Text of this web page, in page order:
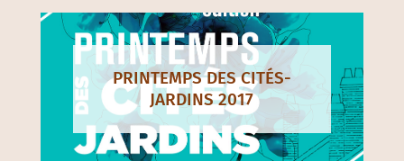
PRINTEMPS DES CITÉS-
JARDINS 2017